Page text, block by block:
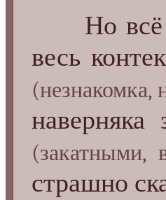
Но всё
весь
(незнакомка,
(закатными,
страшно